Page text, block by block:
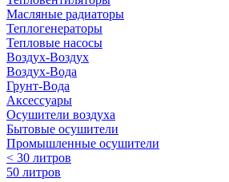
Масляные радиаторы
Теплогенераторы
Тепловые насосы
Воздух-Воздух
Воздух-Вода
Грунт-Вода
Аксессуары
Осушители воздуха
Бытовые осушители
Промышленные осушители
< 30 литров
50 литров